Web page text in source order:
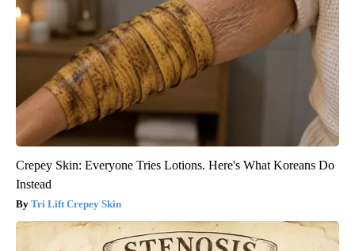
Crepey Skin: Everyone Tries Lotions. Here's What Koreans Do
Instead
Tri Lift Crepey Skin